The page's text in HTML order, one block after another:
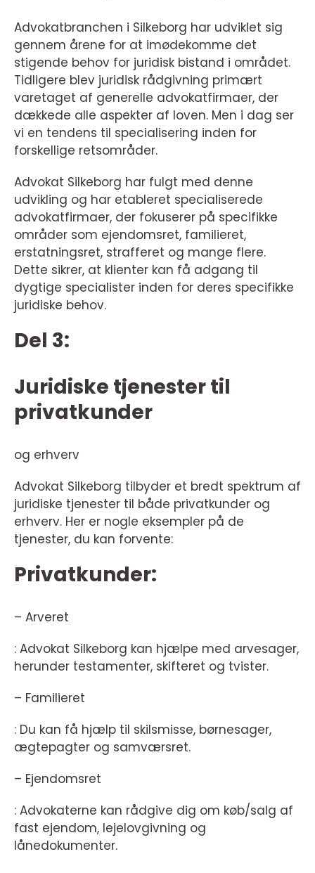
Advokatbranchen i Silkeborg har udviklet sig
gennem årene for at imødekomme det
stigende behov for juridisk bistand i området.
Tidligere blev juridisk rådgivning primært
varetaget af generelle advokatfirmaer, der
dækkede alle aspekter af loven. Men i dag ser
vi en tendens til specialisering inden for
forskellige retsområder.
Advokat Silkeborg har fulgt med denne
udvikling og har etableret specialiserede
advokatfirmaer, der fokuserer på specifikke
områder som ejendomsret, familieret,
erstatningsret, strafferet og mange flere.
Dette sikrer, at klienter kan få adgang til
dygtige specialister inden for deres specifikke
juridiske behov.
Del 3:
Juridiske tjenester til
privatkunder
og erhverv
Advokat Silkeborg tilbyder et bredt spektrum af
juridiske tjenester til både privatkunder og
erhverv. Her er nogle eksempler på de
tjenester, du kan forvente:
Privatkunder:
– Arveret
: Advokat Silkeborg kan hjælpe med arvesager,
herunder testamenter, skifteret og tvister.
– Familieret
: Du kan få hjælp til skilsmisse, børnesager,
ægtepagter og samværsret.
– Ejendomsret
: Advokaterne kan rådgive dig om køb/salg af
fast ejendom, lejelovgivning og
lånedokumenter.